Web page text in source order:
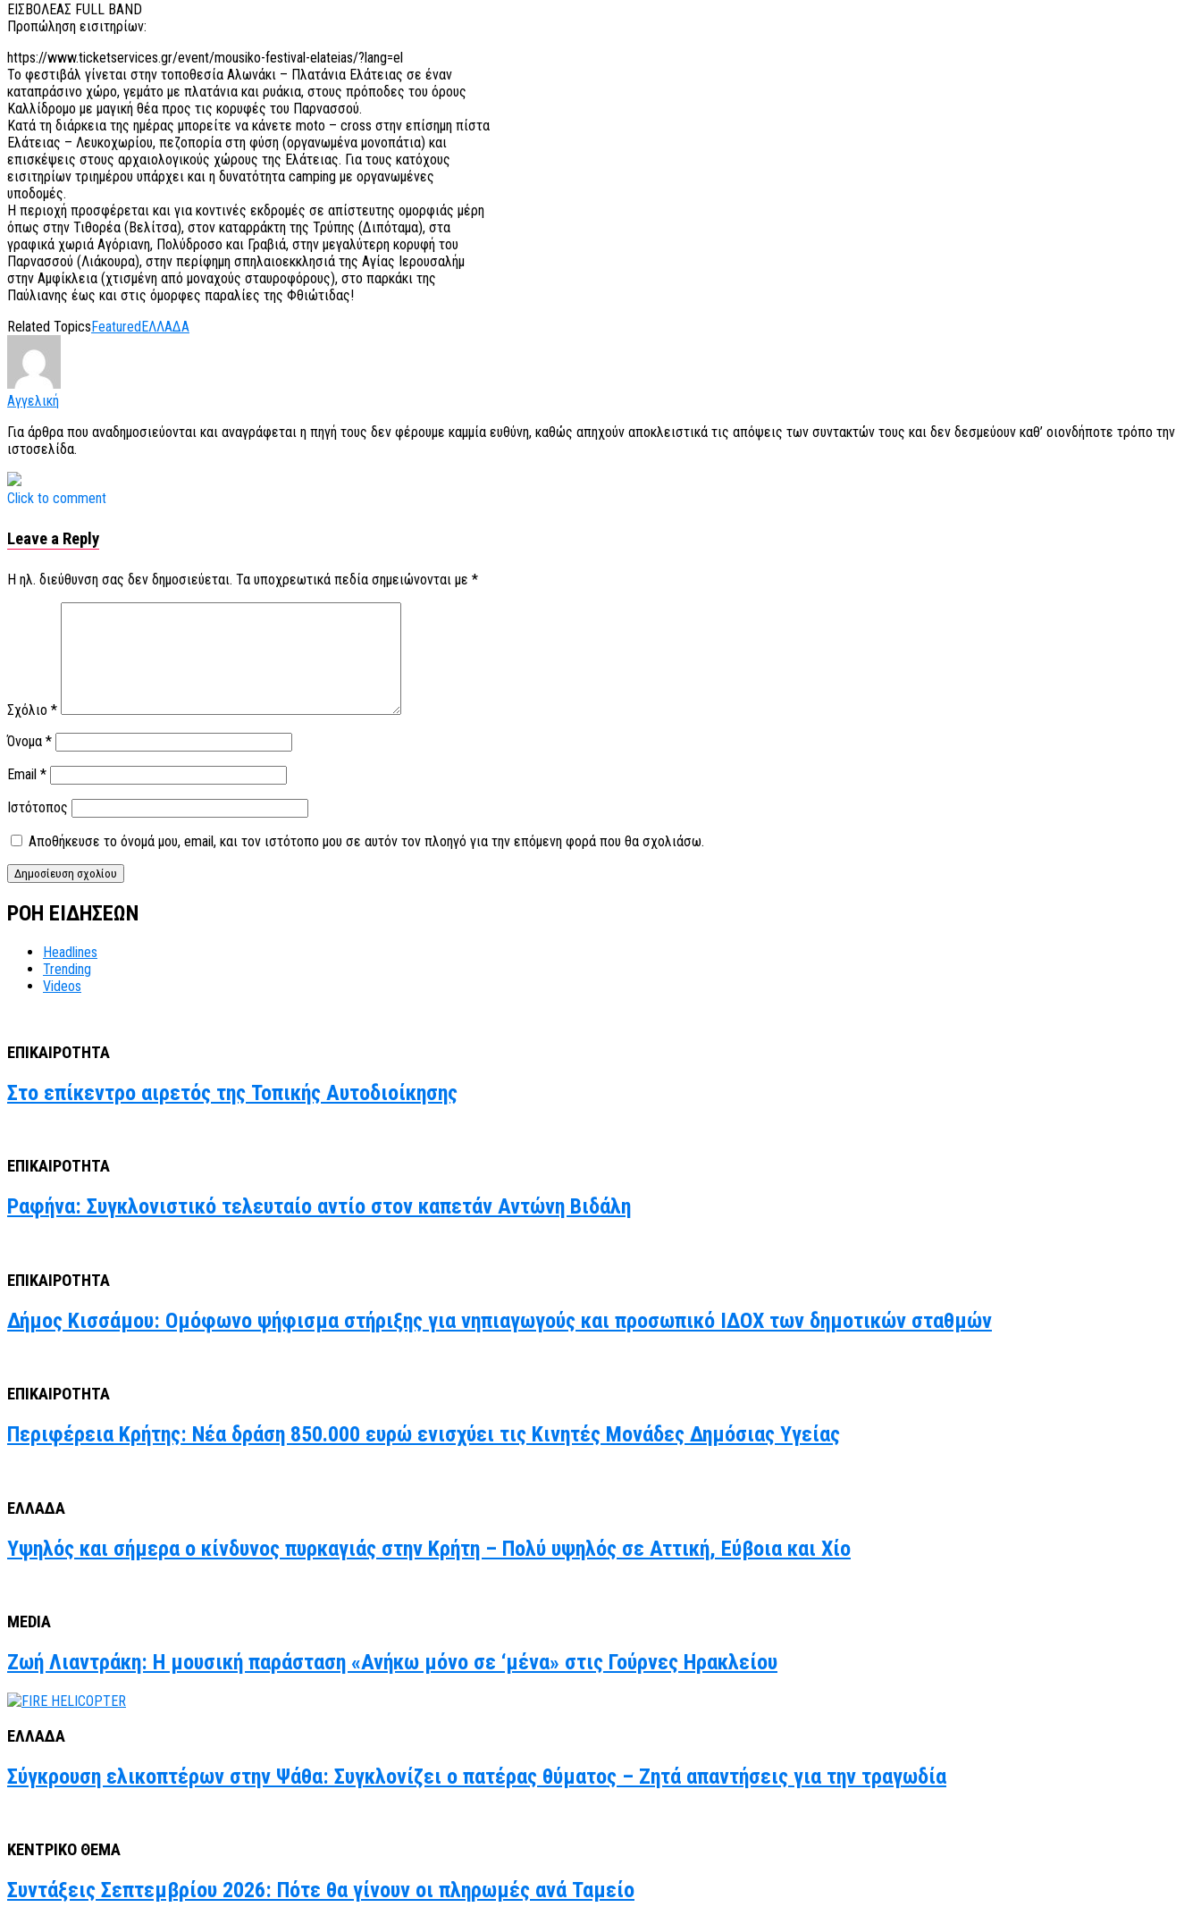
ΕΙΣΒΟΛΕΑΣ FULL BAND
Προπώληση εισιτηρίων:
https://www.ticketservices.gr/event/mousiko-festival-elateias/?lang=el
Το φεστιβάλ γίνεται στην τοποθεσία Αλωνάκι – Πλατάνια Ελάτειας σε έναν
καταπράσινο χώρο, γεμάτο με πλατάνια και ρυάκια, στους πρόποδες του όρους
Καλλίδρομο με μαγική θέα προς τις κορυφές του Παρνασσού.
Κατά τη διάρκεια της ημέρας μπορείτε να κάνετε moto – cross στην επίσημη πίστα
Ελάτειας – Λευκοχωρίου, πεζοπορία στη φύση (οργανωμένα μονοπάτια) και
επισκέψεις στους αρχαιολογικούς χώρους της Ελάτειας. Για τους κατόχους
εισιτηρίων τριημέρου υπάρχει και η δυνατότητα camping με οργανωμένες
υποδομές.
Η περιοχή προσφέρεται και για κοντινές εκδρομές σε απίστευτης ομορφιάς μέρη
όπως στην Τιθορέα (Βελίτσα), στον καταρράκτη της Τρύπης (Διπόταμα), στα
γραφικά χωριά Αγόριανη, Πολύδροσο και Γραβιά, στην μεγαλύτερη κορυφή του
Παρνασσού (Λιάκουρα), στην περίφημη σπηλαιοεκκλησιά της Αγίας Ιερουσαλήμ
στην Αμφίκλεια (χτισμένη από μοναχούς σταυροφόρους), στο παρκάκι της
Παύλιανης έως και στις όμορφες παραλίες της Φθιώτιδας!
Related Topics Featured ΕΛΛΑΔΑ
Αγγελική
Για άρθρα που αναδημοσιεύονται και αναγράφεται η πηγή τους δεν φέρουμε καμμία ευθύνη, καθώς απηχούν αποκλειστικά τις απόψεις των συντακτών τους και δεν δεσμεύουν καθ’ οιονδήποτε τρόπο την
ιστοσελίδα.
Click to comment
Leave a Reply
Η ηλ. διεύθυνση σας δεν δημοσιεύεται. Τα υποχρεωτικά πεδία σημειώνονται με *
Σχόλιο *
Όνομα *
Email *
Ιστότοπος
Αποθήκευσε το όνομά μου, email, και τον ιστότοπο μου σε αυτόν τον πλοηγό για την επόμενη φορά που θα σχολιάσω.
ΡΟΗ ΕΙΔΗΣΕΩΝ
Headlines
Trending
Videos
ΕΠΙΚΑΙΡΟΤΗΤΑ
Στο επίκεντρο αιρετός της Τοπικής Αυτοδιοίκησης
ΕΠΙΚΑΙΡΟΤΗΤΑ
Ραφήνα: Συγκλονιστικό τελευταίο αντίο στον καπετάν Αντώνη Βιδάλη
ΕΠΙΚΑΙΡΟΤΗΤΑ
Δήμος Κισσάμου: Ομόφωνο ψήφισμα στήριξης για νηπιαγωγούς και προσωπικό ΙΔΟΧ των δημοτικών σταθμών
ΕΠΙΚΑΙΡΟΤΗΤΑ
Περιφέρεια Κρήτης: Νέα δράση 850.000 ευρώ ενισχύει τις Κινητές Μονάδες Δημόσιας Υγείας
ΕΛΛΑΔΑ
Υψηλός και σήμερα ο κίνδυνος πυρκαγιάς στην Κρήτη – Πολύ υψηλός σε Αττική, Εύβοια και Χίο
MEDIA
Ζωή Λιαντράκη: Η μουσική παράσταση «Ανήκω μόνο σε ‘μένα» στις Γούρνες Ηρακλείου
ΕΛΛΑΔΑ
Σύγκρουση ελικοπτέρων στην Ψάθα: Συγκλονίζει ο πατέρας θύματος – Ζητά απαντήσεις για την τραγωδία
ΚΕΝΤΡΙΚΟ ΘΕΜΑ
Συντάξεις Σεπτεμβρίου 2026: Πότε θα γίνουν οι πληρωμές ανά Ταμείο